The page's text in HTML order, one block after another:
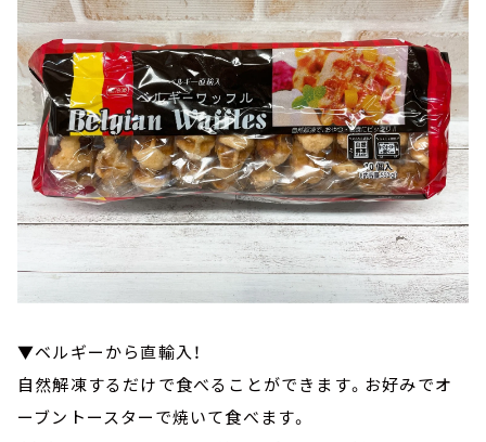
▼ベルギーから直輸入！
自然解凍するだけで食べることができます。お好みでオ
ーブントースターで焼いて食べます。